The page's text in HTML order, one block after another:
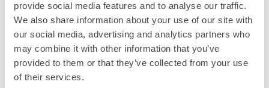
provide social media features and to analyse our traffic.
We also share information about your use of our site with
our social media, advertising and analytics partners who
may combine it with other information that you’ve
provided to them or that they’ve collected from your use
of their services.
北海道・東北エリア
北海道青森県 岩手県宮城県 秋田県山形県 福島県
関東エリア